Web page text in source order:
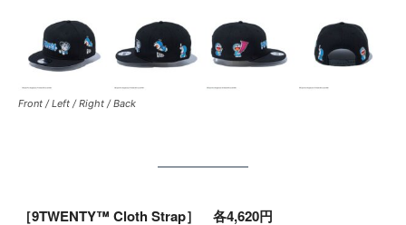
Front / Left / Right / Back
［9TWENTY™ Cloth Strap］ 各4,620円